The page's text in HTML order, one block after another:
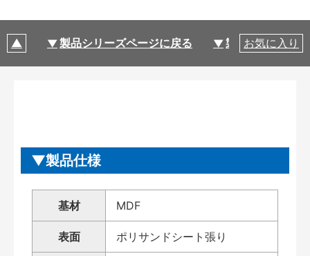
製品シリーズページに戻る 製品仕様
お気に入り
製品仕様
基材 MDF
表面 ポリサンドシート張り